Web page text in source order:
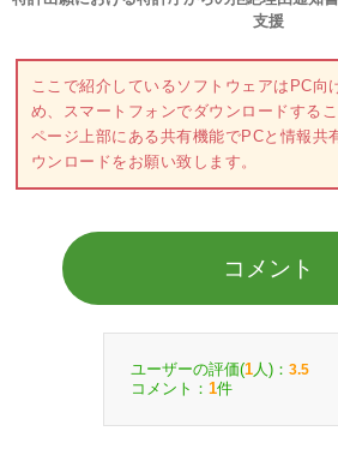
支援
ここで紹介しているソフトウェアはPC向
め、スマートフォンでダウンロードするこ
ページ上部にある共有機能でPCと情報共
ウンロードをお願い致します。
コメント
ユーザーの評価(1 人)： 3.5
コメント： 1件